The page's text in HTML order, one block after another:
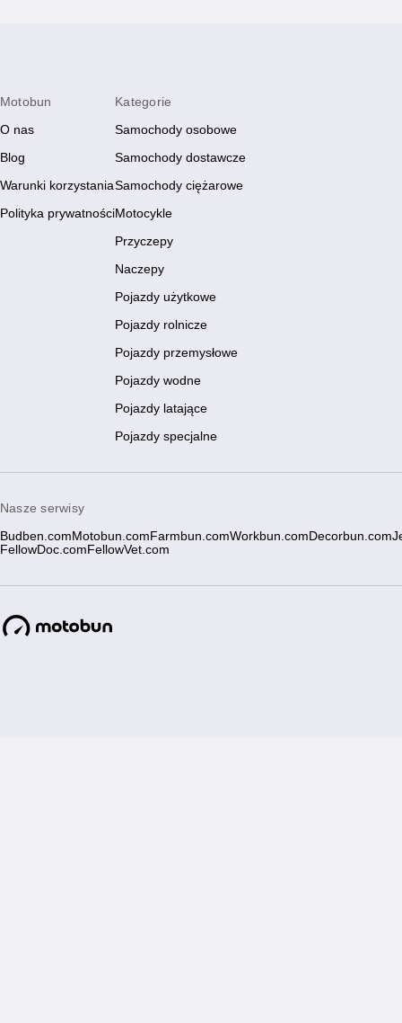
Motobun
O nas
Blog
Warunki korzystania
Polityka prywatności
Kategorie
Samochody osobowe
Samochody dostawcze
Samochody ciężarowe
Motocykle
Przyczepy
Naczepy
Pojazdy użytkowe
Pojazdy rolnicze
Pojazdy przemysłowe
Pojazdy wodne
Pojazdy latające
Pojazdy specjalne
Nasze serwisy
Budben.com Motobun.com Farmbun.comWorkbun.com Decorbun.com
FellowDoc.com FellowVet.com